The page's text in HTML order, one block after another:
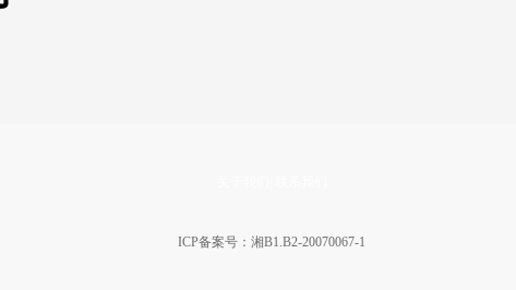
ICP备案号：湘B1.B2-20070067-1